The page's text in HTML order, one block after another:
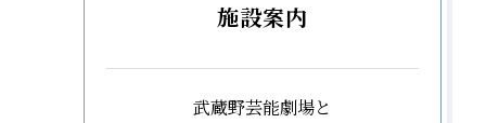
施設案内
武蔵野芸能劇場と